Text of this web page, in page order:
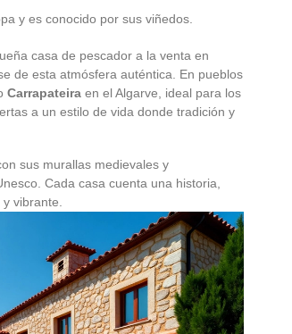
y es conocido por sus viñedos.
casa de pescador a la venta en
de esta atmósfera auténtica. En pueblos
Carrapateira en el Algarve, ideal para los
a un estilo de vida donde tradición y
sus murallas medievales y
Cada casa cuenta una historia,
vibrante.